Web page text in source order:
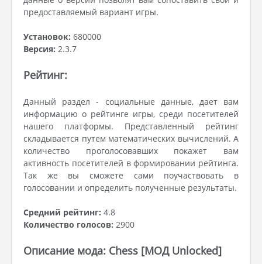
предоставляемый вариант игры.
Установок: 680000
Версия: 2.3.7
Рейтинг:
Данный раздел - социальные данные, дает вам
информацию о рейтинге игры, среди посетителей
нашего платформы. Представленный рейтинг
складывается путем математических вычислений. А
количество проголосовавших покажет вам
активность посетителей в формировании рейтинга.
Так же вы сможете сами поучаствовать в
голосовании и определить полученные результаты.
Средний рейтинг: 4.8
Количество голосов: 2900
Описание мода: Chess [МОД Unlocked]